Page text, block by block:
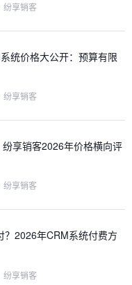
纷享销客
统价格大公开：预算有限
纷享销客
享销客2026年价格横向评
纷享销客
？2026年CRM系统付费方
纷享销客